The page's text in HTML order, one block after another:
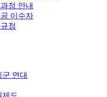
정 안내
이수자
정
연대
제도